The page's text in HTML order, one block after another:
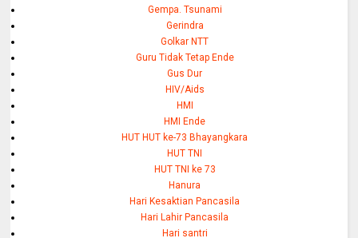
Gempa. Tsunami
Gerindra
Golkar NTT
Guru Tidak Tetap Ende
Gus Dur
HIV/Aids
HMI
HMI Ende
HUT HUT ke-73 Bhayangkara
HUT TNI
HUT TNI ke 73
Hanura
Hari Kesaktian Pancasila
Hari Lahir Pancasila
Hari santri